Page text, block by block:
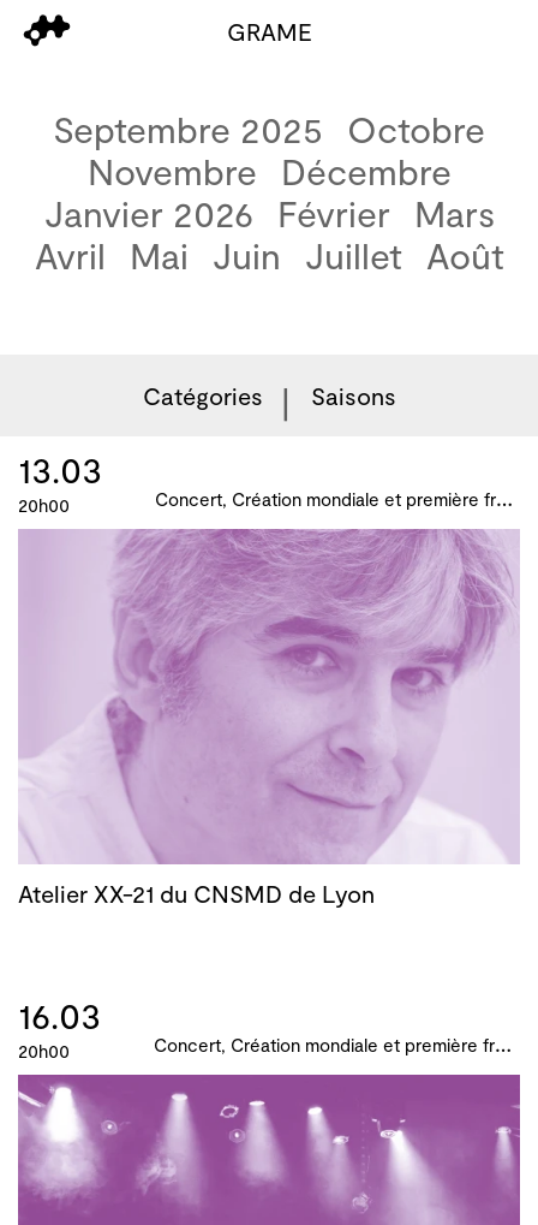
GRAME
Septembre 2025
Octobre
Novembre
Décembre
Janvier 2026
Février
Mars
Avril
Mai Juin Juillet Août
Catégories Saisons
13.03
20h00 C
oncert, Création mondiale et première française, B!ME 2024
Atelier XX-21 du CNSMD de Lyon
16.03
20h00 C
oncert, Création mondiale et première française, B!ME 2024